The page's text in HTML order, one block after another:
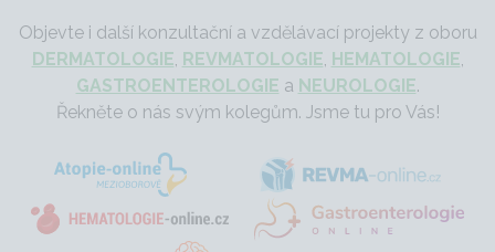
Objevte i další konzultační a vzdělávací projekty z oboru
DERMATOLOGIE REVMATOLOGIE HEMATOLOGIE
GASTROENTEROLOGIE a NEUROLOGIE.
Řekněte o nás svým kolegům. Jsme tu pro Vás!